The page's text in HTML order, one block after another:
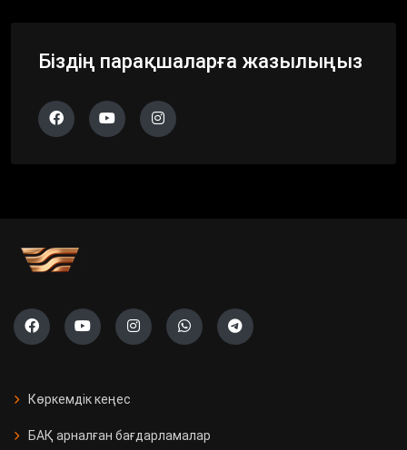
Біздің парақшаларға жазылыңыз
Көркемдік кеңес
БАҚ арналған бағдарламалар